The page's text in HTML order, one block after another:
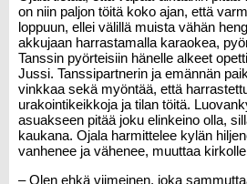
on niin paljon töitä koko ajan, että
loppuun, ellei välillä muista vähän
akkujaan harrastamalla karaokea,
Tanssin pyörteisiin hänelle alkeet
Jussi. Tanssipartnerin ja emännän
vinkkaa sekä myöntää, että
urakointikeikkoja ja tilan töitä.
asuakseen pitää joku elinkeino olla,
kaukana. Ojala harmittelee kylän
vanhenee ja vähenee, muuttaa
– Olen ehkä viimeinen, joka